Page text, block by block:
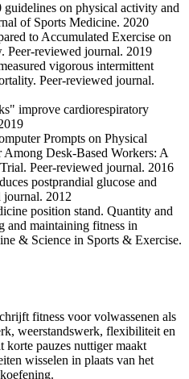
on physical activity and
of Sports Medicine. 2020
to Accumulated Exercise on
Peer-reviewed journal. 2019
vigorous intermittent
Peer-reviewed journal.
improve cardiorespiratory
Prompts on Physical
Desk-Based Workers: A
Peer-reviewed journal. 2016
postprandial glucose and
journal. 2012
position stand. Quantity and
and maintaining fitness in
& Science in Sports & Exercise.
fitness voor volwassenen als
weerstandswerk, flexibiliteit en
korte pauzes nuttiger maakt
wisselen in plaats van het